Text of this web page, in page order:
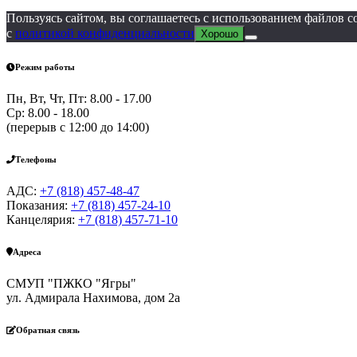
Пользуясь сайтом, вы соглашаетесь с использованием
с политикой конфиденциальности Хорошо
Режим работы
Пн, Вт, Чт, Пт: 8.00 - 17.00
Ср: 8.00 - 18.00
(перерыв с 12:00 до 14:00)
Телефоны
АДС: +7 (818) 457-48-47
Показания: +7 (818) 457-24-10
Канцелярия: +7 (818) 457-71-10
Адреса
СМУП "ПЖКО "Ягры"
ул. Адмирала Нахимова, дом 2а
Обратная связь